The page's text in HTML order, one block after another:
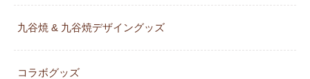
九谷焼 & 九谷焼デザイングッズ
コラボグッズ